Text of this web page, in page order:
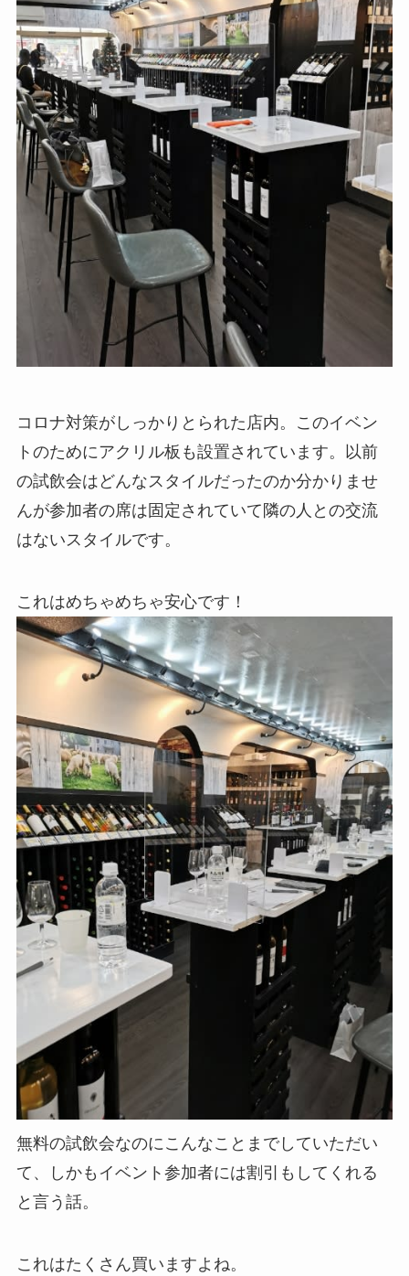
コロナ対策がしっかりとられた店内。このイベン
トのためにアクリル板も設置されています。以前
の試飲会はどんなスタイルだったのか分かりませ
んが参加者の席は固定されていて隣の人との交流
はないスタイルです。
これはめちゃめちゃ安心です！
無料の試飲会なのにこんなことまでしていただい
て、しかもイベント参加者には割引もしてくれる
と言う話。
これはたくさん買いますよね。